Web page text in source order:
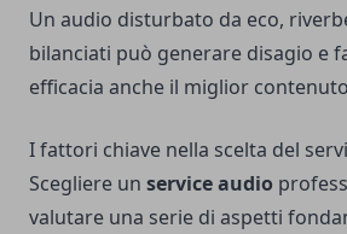
Un audio disturbato da eco,
bilanciati può generare disagio e
efficacia anche il miglior
I fattori chiave nella scelta del
Scegliere un service audio
valutare una serie di aspetti